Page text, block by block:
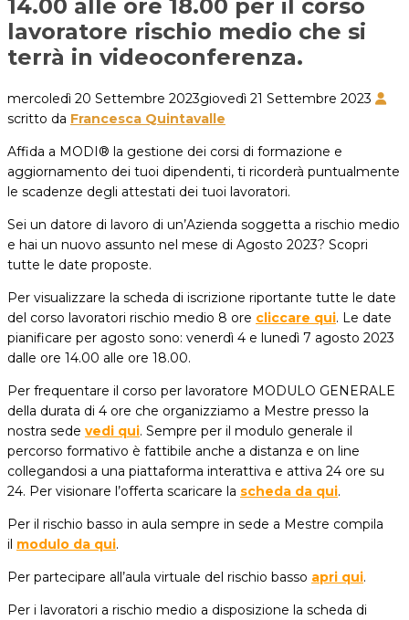
14.00 alle ore 18.00 per il corso
lavoratore rischio medio che si
terrà in videoconferenza.
mercoledì 20 Settembre 2023giovedì 21 Settembre 2023
scritto da Francesca Quintavalle
Affida a MODI® la gestione dei corsi di formazione e
aggiornamento dei tuoi dipendenti, ti ricorderà puntualmente
le scadenze degli attestati dei tuoi lavoratori.
Sei un datore di lavoro di un’Azienda soggetta a rischio medio
e hai un nuovo assunto nel mese di Agosto 2023? Scopri
tutte le date proposte.
Per visualizzare la scheda di iscrizione riportante tutte le date
del corso lavoratori rischio medio 8 ore cliccare qui. Le date
pianificare per agosto sono: venerdì 4 e lunedì 7 agosto 2023
dalle ore 14.00 alle ore 18.00.
Per frequentare il corso per lavoratore MODULO GENERALE
della durata di 4 ore che organizziamo a Mestre presso la
nostra sede vedi qui. Sempre per il modulo generale il
percorso formativo è fattibile anche a distanza e on line
collegandosi a una piattaforma interattiva e attiva 24 ore su
24. Per visionare l’offerta scaricare la scheda da qui.
Per il rischio basso in aula sempre in sede a Mestre compila
il modulo da qui.
Per partecipare all’aula virtuale del rischio basso apri qui.
Per i lavoratori a rischio medio a disposizione la scheda di